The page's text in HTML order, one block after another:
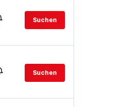
Suchen
Suchen